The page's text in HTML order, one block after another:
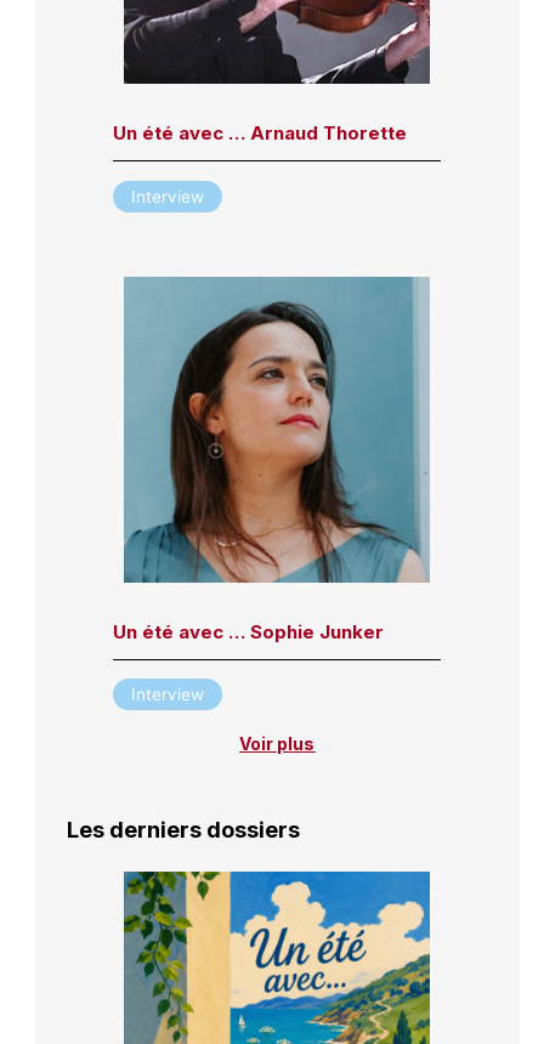
Un été avec … Arnaud Thorette
Interview
Un été avec … Sophie Junker
Interview
Voir plus
Les derniers dossiers